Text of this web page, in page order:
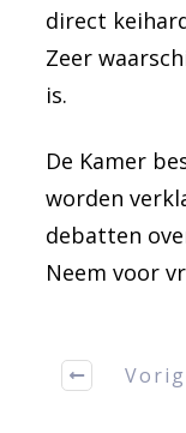
direct
Zeer
is.
De Kamer
worden
debatten
Neem voor